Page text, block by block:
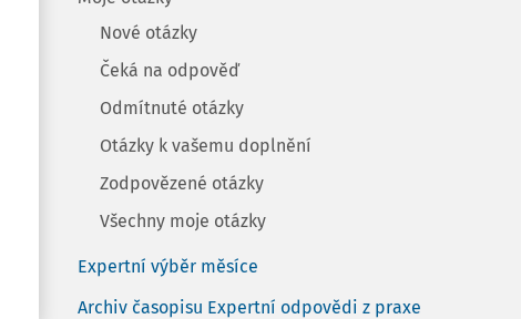
Nové otázky
Čeká na odpověď
Odmítnuté otázky
Otázky k vašemu doplnění
Zodpovězené otázky
Všechny moje otázky
Expertní výběr měsíce
Archiv časopisu Expertní odpovědi z praxe